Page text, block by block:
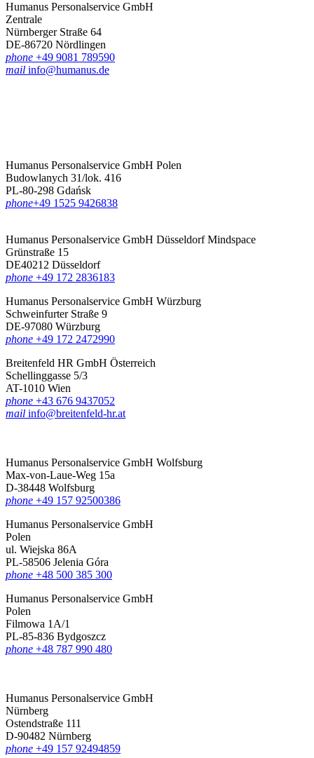
Humanus Personalservice GmbH
Zentrale
Nürnberger Straße 64
DE-86720 Nördlingen
phone +49 9081 789590
mail info@humanus.de
Humanus Personalservice GmbH Polen
Budowlanych 31/lok. 416
PL-80-298 Gdańsk
phone‪+49 1525 9426838‬
Humanus Personalservice GmbH DüsseldorfMindspace
Grünstraße 15
DE40212 Düsseldorf
phone +49 172 2836183‬
Humanus Personalservice GmbH Würzburg
Schweinfurter Straße 9
DE-97080 Würzburg
phone +49 172 2472990
Breitenfeld HR GmbH Österreich
Schellinggasse 5/3
AT-1010 Wien
phone +43 676 9437052
mail info@breitenfeld-hr.at
Humanus Personalservice GmbH Wolfsburg
Max-von-Laue-Weg 15a
D-38448 Wolfsburg
phone +49 157 92500386
Humanus Personalservice GmbH
Polen
ul. Wiejska 86A
PL-58506 Jelenia Góra
phone +48 500 385 300
Humanus Personalservice GmbH
Polen
Filmowa 1A/1
PL-85-836 Bydgoszcz
phone +48 787 990 480
Humanus Personalservice GmbH
Nürnberg
Ostendstraße 111
D-90482 Nürnberg
phone +49 157 92494859